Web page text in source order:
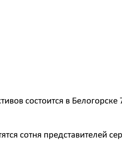
состоится в Белогорске
сотня представителей